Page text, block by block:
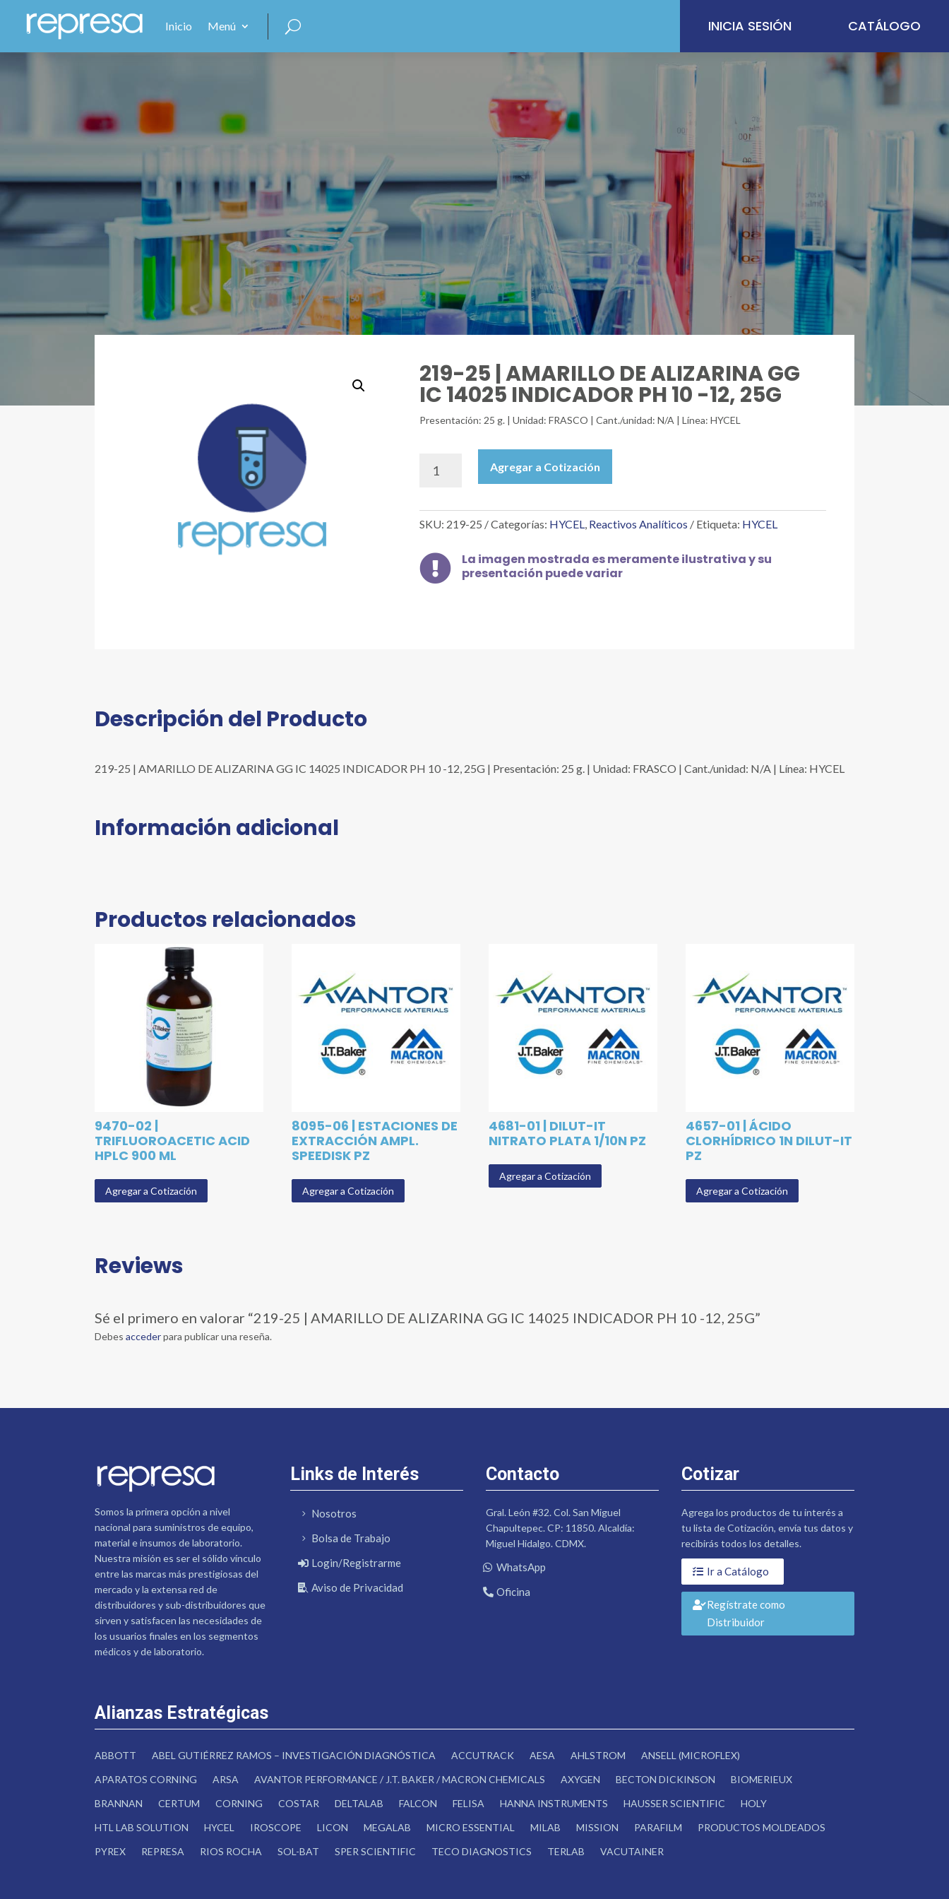
Inicio Menú INICIA SESIÓN CATÁLOGO
219-25 | AMARILLO DE ALIZARINA GG
IC 14025 INDICADOR PH 10 -12, 25G
Presentación: 25 g. | Unidad: FRASCO | Cant./unidad: N/A | Línea: HYCEL
AMARILLO
DE
GG
IC
Agregar a Cotización
SKU: 219-25 Categorías: HYCEL, Reactivos Analíticos Etiqueta: HYCEL

La imagen mostrada es meramente ilustrativa y su
presentación puede variar
Descripción del Producto
219-25 | AMARILLO DE ALIZARINA GG IC 14025 INDICADOR PH 10 -12, 25G | Presentación: 25 g. | Unidad: FRASCO | Cant./unidad: N/A | Línea: HYCEL
Información adicional
Productos relacionados
9470-02 |
TRIFLUOROACETIC ACID
HPLC 900 ML
Agregar a Cotización
8095-06 | ESTACIONES DE
EXTRACCIÓN AMPL.
SPEEDISK PZ
Agregar a Cotización
4681-01 | DILUT-IT
NITRATO PLATA 1/10N PZ
Agregar a Cotización
4657-01 | ÁCIDO
CLORHÍDRICO 1N DILUT-IT
PZ
Agregar a Cotización
Reviews
Sé el primero en valorar “219-25 | AMARILLO DE ALIZARINA GG IC 14025 INDICADOR PH 10 -12, 25G”
Debesaccederpara publicar una reseña.
Somos la primera opción a nivel
nacional para suministros de equipo,
material e insumos de laboratorio.
Nuestra misión es ser el sólido vínculo
entre las marcas más prestigiosas del
mercado y la extensa red de
distribuidores y sub-distribuidores que
sirven y satisfacen las necesidades de
los usuarios finales en los segmentos
médicos y de laboratorio.
Links de Interés
Nosotros
Bolsa de Trabajo
Login/Registrarme
Aviso de Privacidad
Contacto
Gral. León #32. Col. San Miguel
Chapultepec. CP: 11850. Alcaldía:
Miguel Hidalgo. CDMX.
WhatsApp
Oficina
Cotizar
Agrega los productos de tu interés a
tu lista de Cotización, envía tus datos y
recibirás todos los detalles.
Ir a Catálogo
Regístrate como
Distribuidor
Alianzas Estratégicas
ABBOTT ABEL GUTIÉRREZ RAMOS – INVESTIGACIÓN DIAGNÓSTICA ACCUTRACK AESA AHLSTROM
ANSELL (MICROFLEX)
APARATOS CORNING
ARSA AVANTOR PERFORMANCE / J.T. BAKER / MACRON CHEMICALS AXYGEN BECTON DICKINSON
BIOMERIEUX
BRANNAN
CERTUM CORNING COSTAR DELTALAB FALCON FELISA HANNA INSTRUMENTS HAUSSER SCIENTIFIC
HOLY
HTL LAB SOLUTION
HYCEL IROSCOPE LICON MEGALAB MICRO ESSENTIAL MILAB MISSION PARAFILM
PRODUCTOS MOLDEADOS
PYREX
REPRESA RIOS ROCHA SOL-BAT SPER SCIENTIFIC TECO DIAGNOSTICS TERLAB VACUTAINER